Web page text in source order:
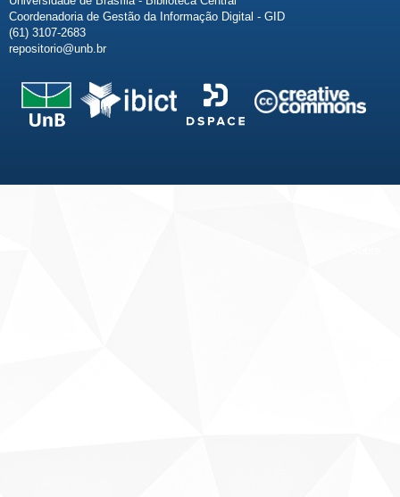
Coordenadoria de Gestão da Informação Digital - GID
(61) 3107-2683
repositorio@unb.br